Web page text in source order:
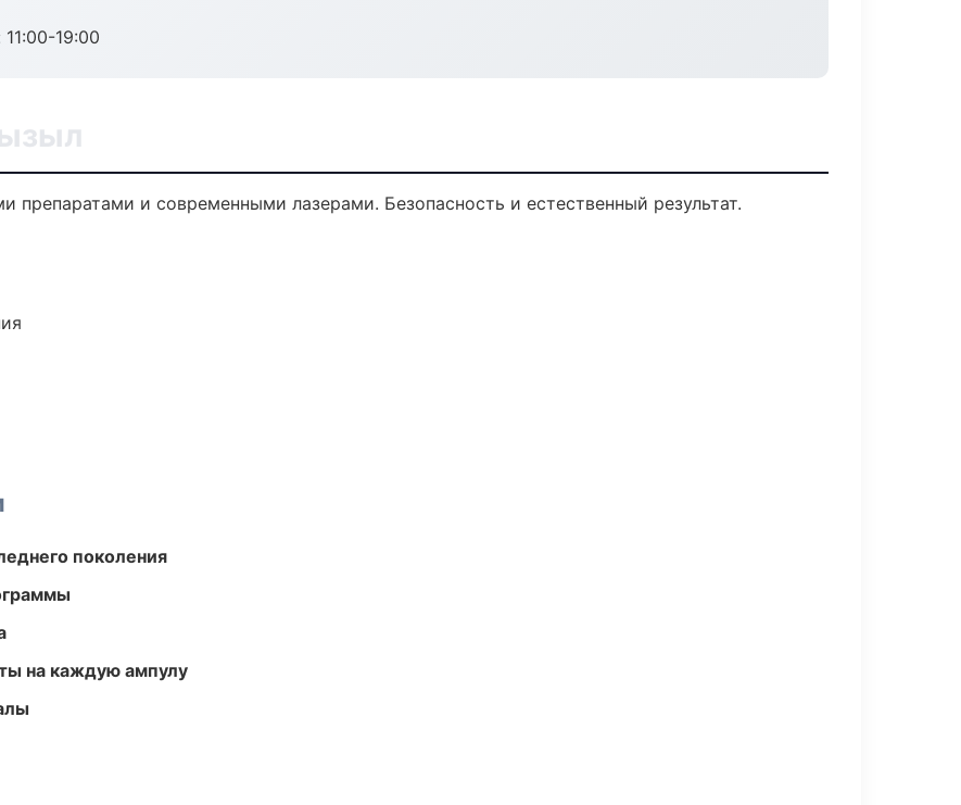
19:00
и современными лазерами. Безопасность и естественный результат.
поколения
на каждую ампулу